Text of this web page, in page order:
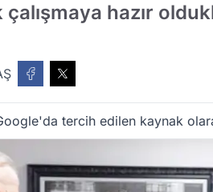
hazır
tercih edilen kaynak